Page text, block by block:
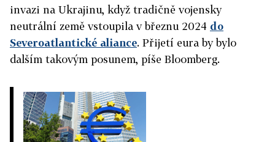
invazi na Ukrajinu, když tradičně vojensky
neutrální země vstoupila v březnu 2024 do
Severoatlantické aliance. Přijetí eura by bylo
dalším takovým posunem, píše Bloomberg.